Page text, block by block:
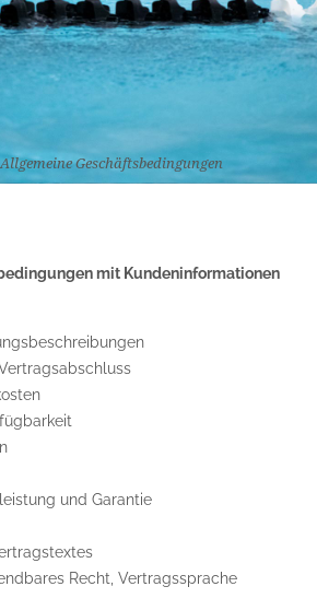
Allgemeine Geschäftsbedingungen
mit Kundeninformationen
und Garantie
Recht, Vertragssprache